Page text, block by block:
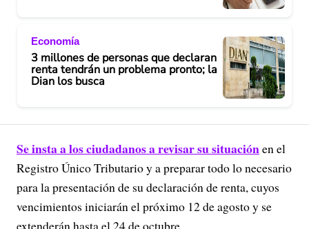
Economía
3 millones de personas que declaran
renta tendrán un problema pronto; la
Dian los busca
Se insta a los ciudadanos a revisar su situaciónen el
Registro Único Tributario y a preparar todo lo necesario
para la presentación de su declaración de renta, cuyos
vencimientos iniciarán el próximo 12 de agosto y se
extenderán hasta el 24 de octubre.